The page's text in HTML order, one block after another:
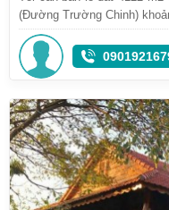
(Đường Trường Chinh)